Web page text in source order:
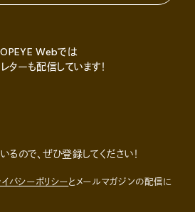
Webでは
ターも配信しています！
ので、ぜひ登録してください！
バシーポリシーとメールマガジンの配信に